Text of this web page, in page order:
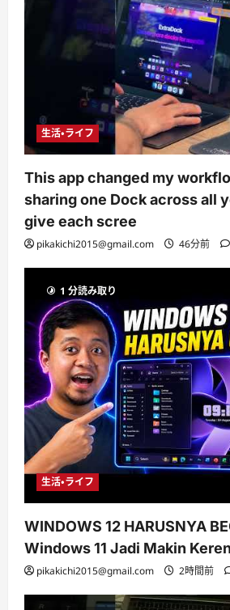
生活・ライフ
This app changed my
sharing one Dock across all
give each scree
pikakichi2015@gmail.com 46分前
1 分読み取り
生活・ライフ
WINDOWS 12 HARUSNYA
Windows 11 Jadi Makin Keren
pikakichi2015@gmail.com 2時間前